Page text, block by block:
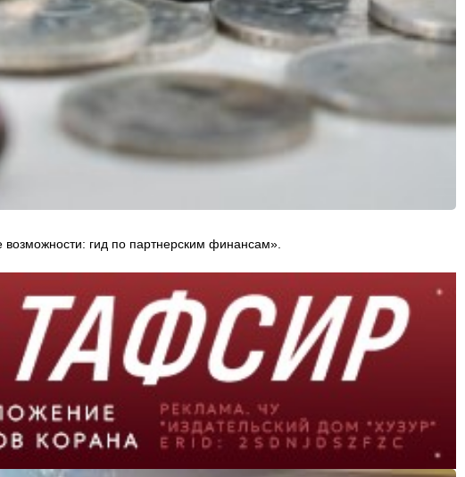
гид по партнерским финансам».